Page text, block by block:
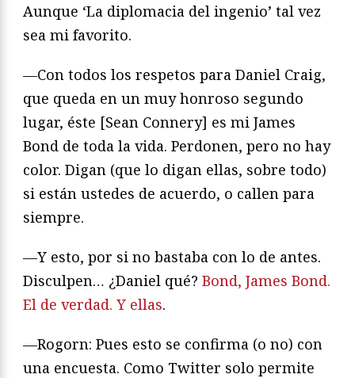
Aunque ‘La diplomacia del ingenio’ tal vez
sea mi favorito.
—Con todos los respetos para Daniel Craig,
que queda en un muy honroso segundo
lugar, éste [Sean Connery] es mi James
Bond de toda la vida. Perdonen, pero no hay
color. Digan (que lo digan ellas, sobre todo)
si están ustedes de acuerdo, o callen para
siempre.
—Y esto, por si no bastaba con lo de antes.
Disculpen… ¿Daniel qué? Bond, James Bond.
El de verdad. Y ellas.
—Rogorn: Pues esto se confirma (o no) con
una encuesta. Como Twitter solo permite